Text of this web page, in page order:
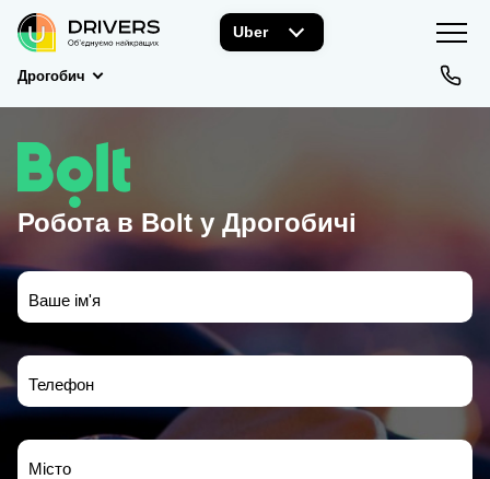
Uber
Дрогобич
Робота в Bolt у Дрогобичі
Ваше ім'я
Телефон
Місто